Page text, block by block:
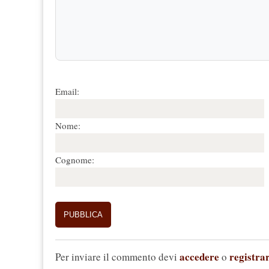
Email:
Nome:
Cognome:
Per inviare il commento devi accedere o